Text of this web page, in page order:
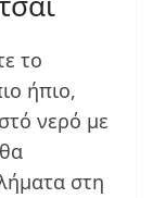
το
ήπιο,
νερό με
στη